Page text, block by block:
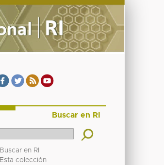
Buscar en RI
Buscar en RI
Esta colección